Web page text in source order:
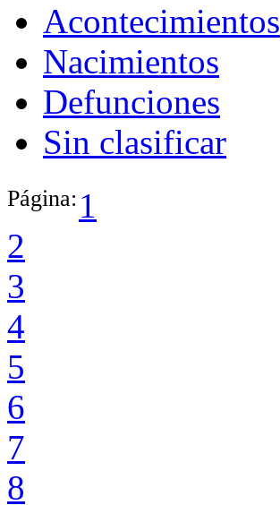
Acontecimientos
Nacimientos
Defunciones
Sin clasificar
Página: 1
2
3
4
5
6
7
8